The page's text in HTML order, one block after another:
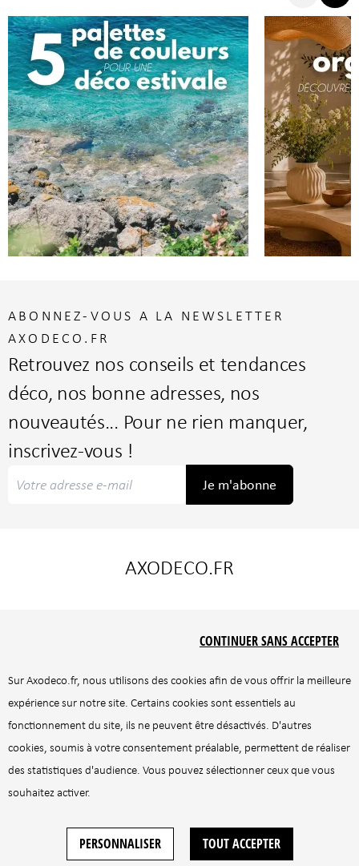
ABONNEZ-VOUS A LA NEWSLETTER
AXODECO.FR
Retrouvez nos conseils et tendances
déco, nos bonne adresses, nos
nouveautés... Pour ne rien manquer,
inscrivez-vous !
Je m'abonne
AXODECO.FR
Politique de confidentialité
Contactez-nous
Gestion des cookies
Castle line
SurAxodeco.fr, nous utilisons des cookies afin de vous offrir la meilleure
expérience sur notre site. Certains cookies sont essentiels au
fonctionnement du site, ils ne peuvent être désactivés. D'autres
cookies, soumis à votre consentement préalable, permettent de réaliser
des statistiques d'audience. Vous pouvez sélectionner ceux que vous
souhaitez activer.
TOUT ACCEPTER
CONTINUER SANS ACCEPTER
PERSONNALISER